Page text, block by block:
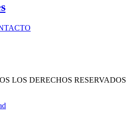
LOS DERECHOS RESERVADOS